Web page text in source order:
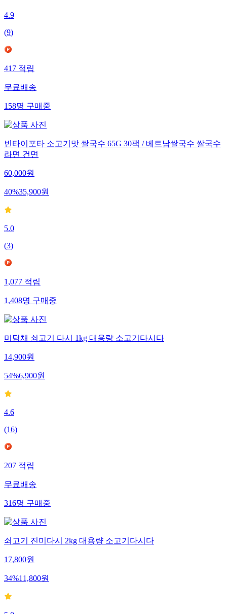
4.9
(9)
417적립
무료배송
158명구매중
빈타이포타 소고기맛 쌀국수 65G 30팩 / 베트남쌀국수 쌀국수
라면 건면
60,000원
40%35,900원
5.0
(3)
1,077적립
1,408명구매중
미담채 쇠고기 다시 1kg 대용량 소고기다시다
14,900원
54%6,900원
4.6
(16)
207적립
무료배송
316명구매중
쇠고기 진미다시 2kg 대용량 소고기다시다
17,800원
34%11,800원